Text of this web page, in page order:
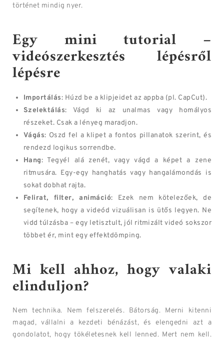
történet mindig nyer.
Egy mini tutorial –
videószerkesztés lépésről
lépésre
Importálás: Húzd be a klipjeidet az appba (pl. CapCut).
Szelektálás: Vágd ki az unalmas vagy homályos
részeket. Csak a lényeg maradjon.
Vágás: Oszd fel a klipet a fontos pillanatok szerint, és
rendezd logikus sorrendbe.
Hang: Tegyél alá zenét, vagy vágd a képet a zene
ritmusára. Egy-egy hanghatás vagy hangalámondás is
sokat dobhat rajta.
Felirat, filter, animáció: Ezek nem kötelezőek, de
segítenek, hogy a videód vizuálisan is ütős legyen. Ne
vidd túlzásba – egy letisztult, jól ritmizált videó sokszor
többet ér, mint egy effektdömping.
Mi kell ahhoz, hogy valaki
elinduljon?
Nem technika. Nem felszerelés. Bátorság. Merni kitenni
magad, vállalni a kezdeti bénázást, és elengedni azt a
gondolatot, hogy tökéletesnek kell lenned. Mert nem kell.